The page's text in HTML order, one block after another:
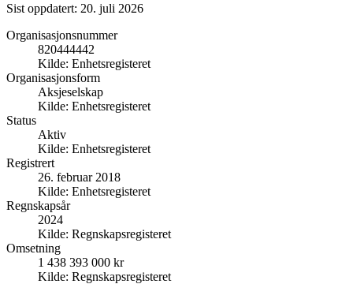
Sist oppdatert: 20. juli 2026
Organisasjonsnummer
820444442
Kilde: Enhetsregisteret
Organisasjonsform
Aksjeselskap
Kilde: Enhetsregisteret
Status
Aktiv
Kilde: Enhetsregisteret
Registrert
26. februar 2018
Kilde: Enhetsregisteret
Regnskapsår
2024
Kilde: Regnskapsregisteret
Omsetning
1 438 393 000 kr
Kilde: Regnskapsregisteret